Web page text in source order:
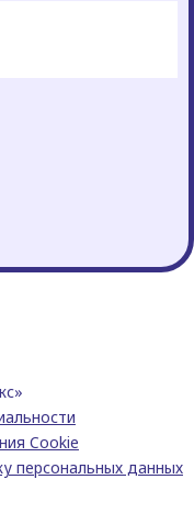
Cookie
персональных данных